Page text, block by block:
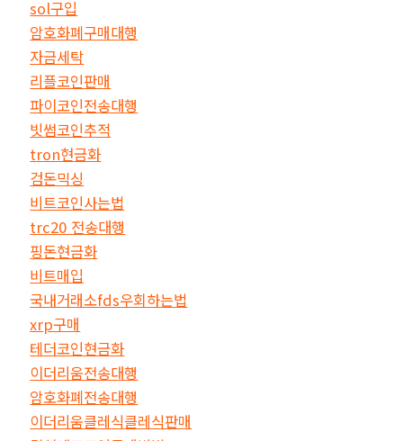
sol구입
암호화폐구매대행
자금세탁
리플코인판매
파이코인전송대행
빗썸코인추적
tron현금화
검돈믹싱
비트코인사는법
trc20 전송대행
핑돈현금화
비트매입
국내거래소fds우회하는법
xrp구매
테더코인현금화
이더리움전송대행
암호화폐전송대행
이더리움클레식클레식판매